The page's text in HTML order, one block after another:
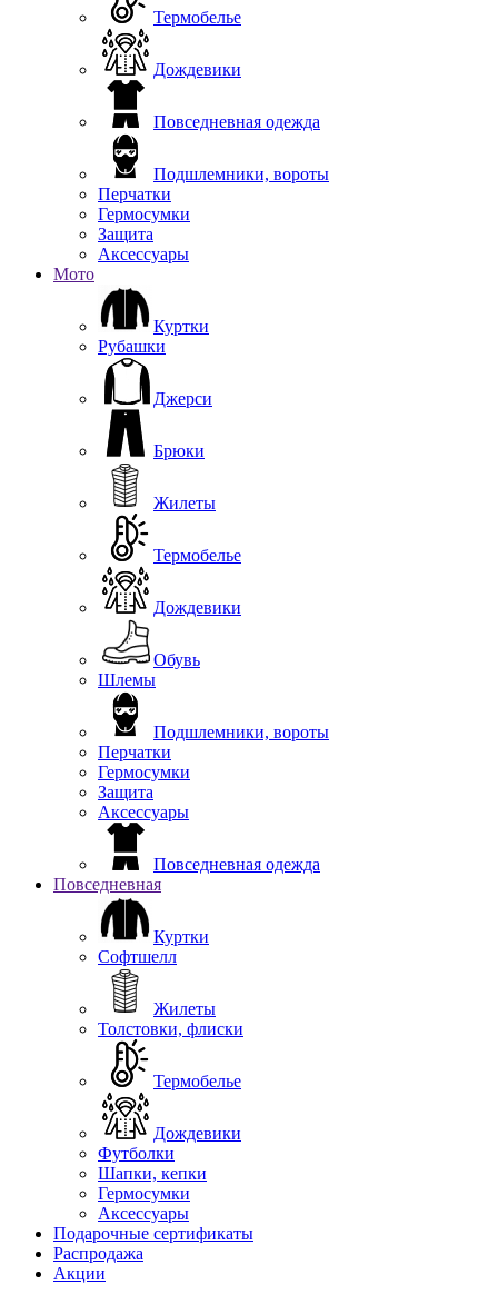
Термобелье
Дождевики
Повседневная одежда
Подшлемники, вороты
Перчатки
Гермосумки
Защита
Аксессуары
Мото
Куртки
Рубашки
Джерси
Брюки
Жилеты
Термобелье
Дождевики
Обувь
Шлемы
Подшлемники, вороты
Перчатки
Гермосумки
Защита
Аксессуары
Повседневная одежда
Повседневная
Куртки
Софтшелл
Жилеты
Толстовки, флиски
Термобелье
Дождевики
Футболки
Шапки, кепки
Гермосумки
Аксессуары
Подарочные сертификаты
Распродажа
Акции